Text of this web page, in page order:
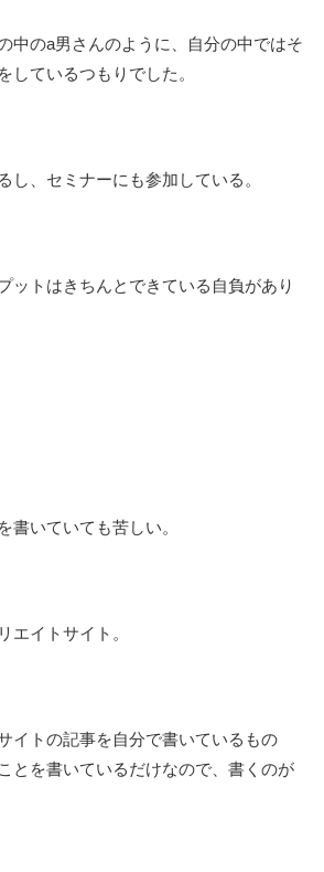
中のa男さんのように、自分の中ではそ
しているつもりでした。
し、セミナーにも参加している。
ットはきちんとできている自負があり
書いていても苦しい。
エイトサイト。
イトの記事を自分で書いているもの
とを書いているだけなので、書くのが